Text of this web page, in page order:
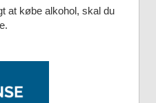
at købe alkohol, skal du